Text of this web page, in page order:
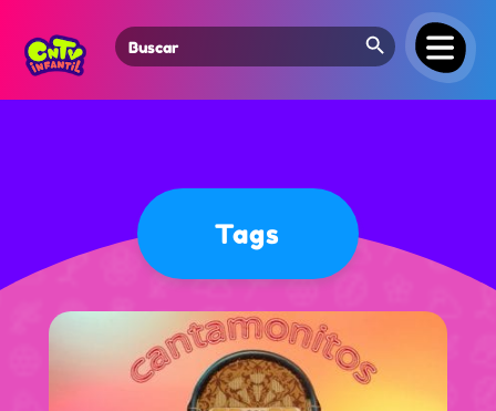
Search
for:
Search Button
Tags